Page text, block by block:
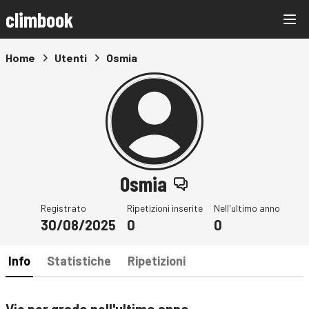
climbook
Home Utenti Osmia
Osmia
Registrato
30/08/2025
Ripetizioni inserite
0
Nell'ultimo anno
0
Info Statistiche Ripetizioni